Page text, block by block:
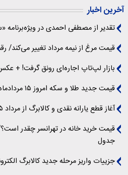
آخرین اخبار
تقدیر از مصطفی احمدی در ویژه‌برنامه
قیمت مرغ از نیمه مرداد تغییر می‌کند/
بازار لپ‌تاپ اجاره‌ای رونق گرفت! +
قیمت جدید طلا و سکه امروز ۱۵ مردادماه ۱۴۰۵
آغاز قطع یارانه نقدی و کالابرگ از مرداد ۱۴۰۵
قیمت خرید خانه در تهرانسر چقدر
جدول
جزییات واریز مرحله جدید کالابرگ